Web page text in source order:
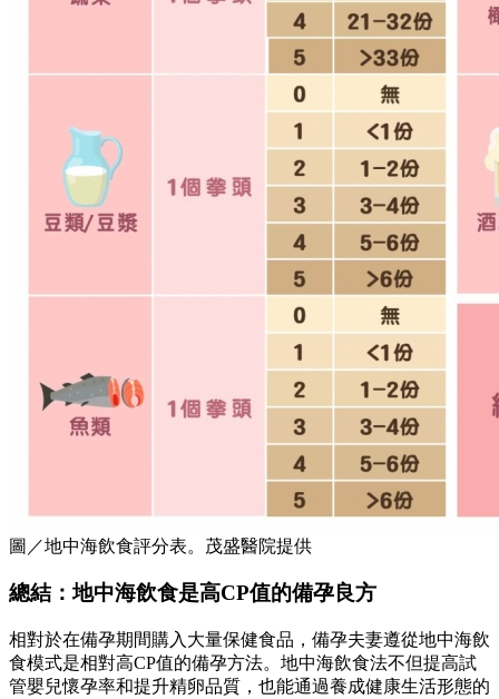
圖／地中海飲食評分表。茂盛醫院提供
總結：地中海飲食是高CP值的備孕良方
相對於在備孕期間購入大量保健食品，備孕夫妻遵從地中海飲
食模式是相對高CP值的備孕方法。地中海飲食法不但提高試
管嬰兒懷孕率和提升精卵品質，也能通過養成健康生活形態的